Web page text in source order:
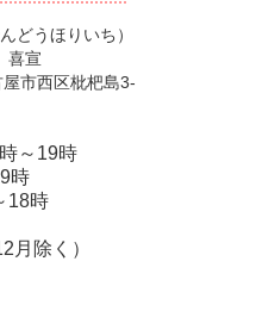
どうほりいち）
喜宣
市西区枇杷島3-
～19時
時
18時
月除く）